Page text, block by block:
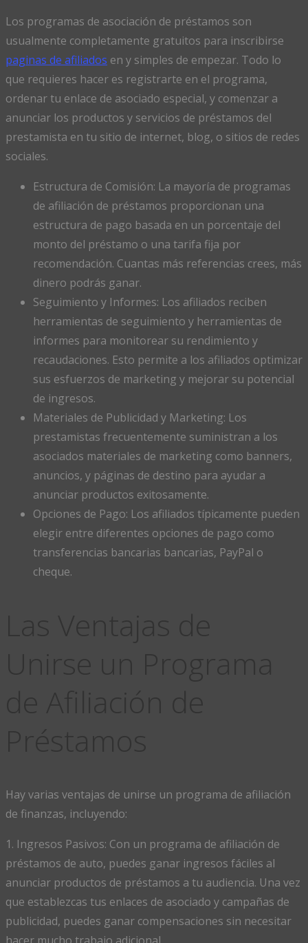
Los programas de asociación de préstamos son
usualmente completamente gratuitos para inscribirse
paginas de afiliados en y simples de empezar. Todo lo
que requieres hacer es registrarte en el programa,
ordenar tu enlace de asociado especial, y comenzar a
anunciar los productos y servicios de préstamos del
prestamista en tu sitio de internet, blog, o sitios de redes
sociales.
Estructura de Comisión: La mayoría de programas
de afiliación de préstamos proporcionan una
estructura de pago basada en un porcentaje del
monto del préstamo o una tarifa fija por
recomendación. Cuantas más referencias crees, más
dinero podrás ganar.
Seguimiento y Informes: Los afiliados reciben
herramientas de seguimiento y herramientas de
informes para monitorear su rendimiento y
recaudaciones. Esto permite a los afiliados optimizar
sus esfuerzos de marketing y mejorar su potencial
de ingresos.
Materiales de Publicidad y Marketing: Los
prestamistas frecuentemente suministran a los
asociados materiales de marketing como banners,
anuncios, y páginas de destino para ayudar a
anunciar productos exitosamente.
Opciones de Pago: Los afiliados típicamente pueden
elegir entre diferentes opciones de pago como
transferencias bancarias bancarias, PayPal o
cheque.
Hay varias ventajas de unirse un programa de afiliación
de finanzas, incluyendo:
1. Ingresos Pasivos: Con un programa de afiliación de
préstamos de auto, puedes ganar ingresos fáciles al
anunciar productos de préstamos a tu audiencia. Una vez
que establezcas tus enlaces de asociado y campañas de
publicidad, puedes ganar compensaciones sin necesitar